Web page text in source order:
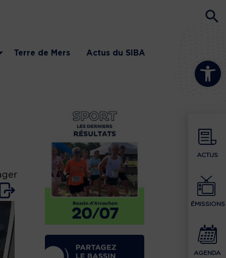
Ouvrir la
ACTUS
ÉMISSIONS
AGENDA
Terre de Mers Actus du SIBA